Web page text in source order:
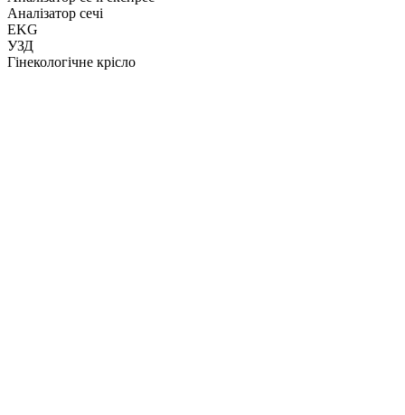
Аналізатор сечі
EKG
УЗД
Гінекологічне крісло